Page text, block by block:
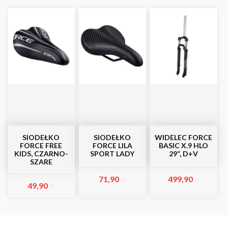
SIODEŁKO
FORCE FREE
KIDS, CZARNO-
SZARE
49,90
SIODEŁKO
FORCE LILA
SPORT LADY
71,90
WIDELEC FORCE
BASIC X.9 HLO
29“, D+V
499,90